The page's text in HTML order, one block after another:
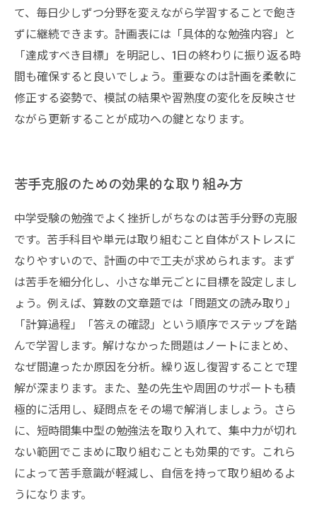
て、毎日少しずつ分野を変えながら学習することで飽き
ずに継続できます。計画表には「具体的な勉強内容」と
「達成すべき目標」を明記し、1日の終わりに振り返る時
間も確保すると良いでしょう。重要なのは計画を柔軟に
修正する姿勢で、模試の結果や習熟度の変化を反映させ
ながら更新することが成功への鍵となります。
苦手克服のための効果的な取り組み方
中学受験の勉強でよく挫折しがちなのは苦手分野の克服
です。苦手科目や単元は取り組むこと自体がストレスに
なりやすいので、計画の中で工夫が求められます。まず
は苦手を細分化し、小さな単元ごとに目標を設定しまし
ょう。例えば、算数の文章題では「問題文の読み取り」
「計算過程」「答えの確認」という順序でステップを踏
んで学習します。解けなかった問題はノートにまとめ、
なぜ間違ったか原因を分析。繰り返し復習することで理
解が深まります。また、塾の先生や周囲のサポートも積
極的に活用し、疑問点をその場で解消しましょう。さら
に、短時間集中型の勉強法を取り入れて、集中力が切れ
ない範囲でこまめに取り組むことも効果的です。これら
によって苦手意識が軽減し、自信を持って取り組めるよ
うになります。